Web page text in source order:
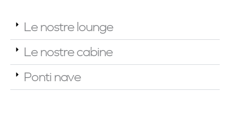
Le nostre lounge
Le nostre cabine
Ponti nave